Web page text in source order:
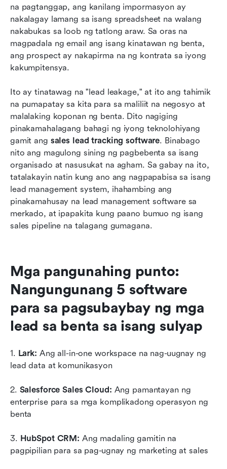
na pagtanggap, ang kanilang impormasyon ay
nakalagay lamang sa isang spreadsheet na walang
nakabukas sa loob ng tatlong araw. Sa oras na
magpadala ng email ang isang kinatawan ng benta,
ang prospect ay nakapirma na ng kontrata sa iyong
kakumpitensya.
Ito ay tinatawag na "lead leakage," at ito ang tahimik
na pumapatay sa kita para sa maliliit na negosyo at
malalaking koponan ng benta. Dito nagiging
pinakamahalagang bahagi ng iyong teknolohiyang
gamit ang sales lead tracking software. Binabago
nito ang magulong sining ng pagbebenta sa isang
organisado at nasusukat na agham. Sa gabay na ito,
tatalakayin natin kung ano ang nagpapabisa sa isang
lead management system, ihahambing ang
pinakamahusay na lead management software sa
merkado, at ipapakita kung paano bumuo ng isang
sales pipeline na talagang gumagana.
Mga pangunahing punto:
Nangungunang 5 software
para sa pagsubaybay ng mga
lead sa benta sa isang sulyap
1. Lark: Ang all-in-one workspace na nag-uugnay ng
lead data at komunikasyon
2. Salesforce Sales Cloud: Ang pamantayan ng
enterprise para sa mga komplikadong operasyon ng
benta
3. HubSpot CRM: Ang madaling gamitin na
pagpipilian para sa pag-ugnay ng marketing at sales
Pinakamahusay na mga kasanayan para
mapanatili ang malusog na sales pipeline
Konklusyon
Mga Madalas Itanong